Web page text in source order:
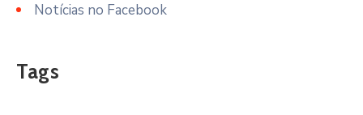
Notícias no Facebook
Tags